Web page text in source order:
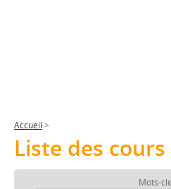
Accueil >
Liste des cours
Mots-